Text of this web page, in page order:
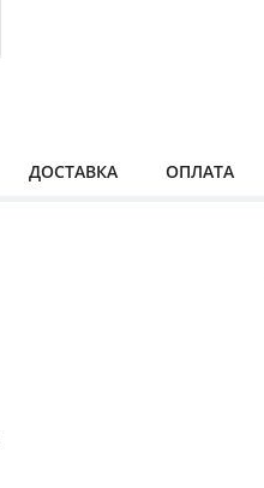
ДОСТАВКА ОПЛАТА